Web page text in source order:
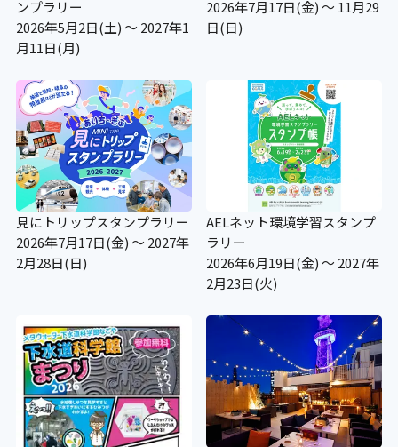
ンプラリー
2026年5月2日(土) ～ 2027年1
月11日(月)
2026年7月17日(金) ～ 11月29
日(日)
見にトリップスタンプラリー
2026年7月17日(金) ～ 2027年
2月28日(日)
AELネット環境学習スタンプ
ラリー
2026年6月19日(金) ～ 2027年
2月23日(火)